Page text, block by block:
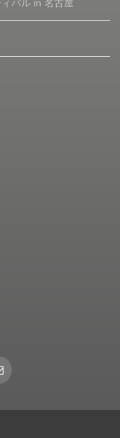
バル in 名古屋